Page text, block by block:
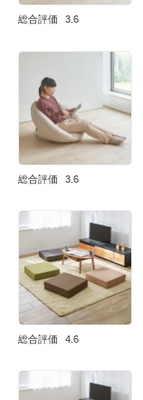
総合評価 3.6
総合評価 3.6
総合評価 4.6